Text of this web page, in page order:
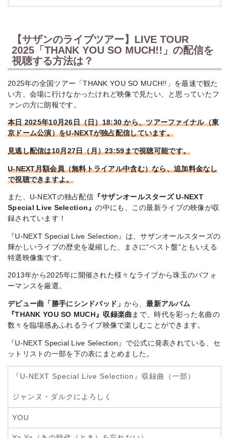
【サザンのライブツアー】LIVE TOUR
2025「THANK YOU SO MUCH!!」の配信を
視聴する方法は？
2025年の全国ツアー「THANK YOU SO MUCH!!」を最速で観た
い方、会場に行けなかったけれど映像で見たい、と思っていたフ
ァンの方に朗報です。
本日 2025年10月26日（日）18:30 から、ツアーファイナル（東
京ドーム公演）をU-NEXTが独占配信しています。
見逃し配信は10月27日（月）23:59まで視聴可能です。
U-NEXT月額会員（無料トライアル中含む）なら、追加料金なし
で視聴できますよ。
また、U-NEXTの独占配信『サザンオールスターズ U-NEXT
Special Live Selection』の中にも、この最新ライブの映像が収
録されています！
『U-NEXT Special Live Selection』は、サザンオールスターズの
輝かしいライブの歴史を凝縮した、まさに“ベスト盤”ともいえる
特選映像集です。
2013年から2025年に開催された様々なライブから珠玉のパフォ
ーマンスを厳選。
デビュー曲「勝手にシンドバッド」から、最新アルバム
『THANK YOU SO MUCH』収録楽曲 まで、時代を彩った名曲の
数々を臨場感あふれるライブ映像で楽しむことができます。
『U-NEXT Special Live Selection』で公式に発表されている、セ
ットリストの一部を下の表にまとめました。
『U-NEXT Special Live Selection』収録曲（一部）
ジャンヌ・ダルクによろしく
YOU